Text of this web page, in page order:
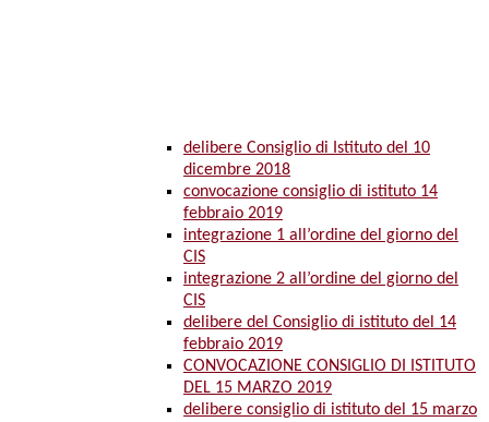
delibere Consiglio di Istituto del 10
dicembre 2018
convocazione consiglio di istituto 14
febbraio 2019
integrazione 1 all’ordine del giorno del
CIS
integrazione 2 all’ordine del giorno del
CIS
delibere del Consiglio di istituto del 14
febbraio 2019
CONVOCAZIONE CONSIGLIO DI ISTITUTO
DEL 15 MARZO 2019
delibere consiglio di istituto del 15 marzo